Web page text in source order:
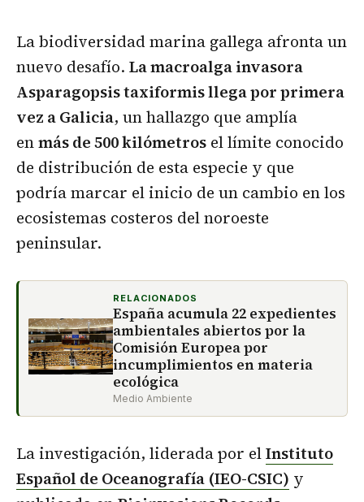
La biodiversidad marina gallega afronta un
nuevo desafío. La macroalga invasora
Asparagopsis taxiformis llega por primera
vez a Galicia, un hallazgo que amplía
enmás de 500 kilómetros el límite conocido
de distribución de esta especie y que
podría marcar el inicio de un cambio en los
ecosistemas costeros del noroeste
peninsular.
RELACIONADOS
España acumula 22 expedientes
ambientales abiertos por la
Comisión Europea por
incumplimientos en materia
ecológica
Medio Ambiente
La investigación, liderada por elInstituto
Español de Oceanografía (IEO-CSIC) y